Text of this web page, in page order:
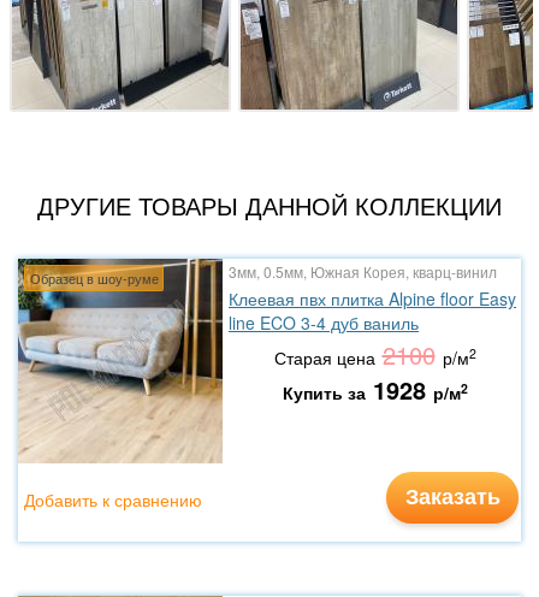
ДРУГИЕ ТОВАРЫ ДАННОЙ КОЛЛЕКЦИИ
Образец в шоу-руме 3мм, 0.5мм, Южная Корея, кварц-винил
Клеевая пвх плитка Alpine floor Easy
line ECO 3-4 дуб ваниль
Старая цена 2100 р/м2
Купить за 1928 р/м2
Заказать
Добавить к сравнению